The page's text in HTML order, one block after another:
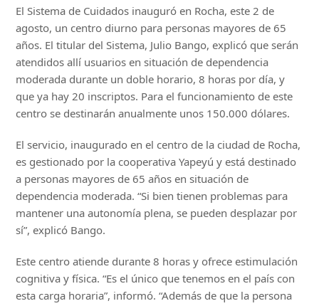
El Sistema de Cuidados inauguró en Rocha, este 2 de
agosto, un centro diurno para personas mayores de 65
años. El titular del Sistema, Julio Bango, explicó que serán
atendidos allí usuarios en situación de dependencia
moderada durante un doble horario, 8 horas por día, y
que ya hay 20 inscriptos. Para el funcionamiento de este
centro se destinarán anualmente unos 150.000 dólares.
El servicio, inaugurado en el centro de la ciudad de Rocha,
es gestionado por la cooperativa Yapeyú y está destinado
a personas mayores de 65 años en situación de
dependencia moderada. “Si bien tienen problemas para
mantener una autonomía plena, se pueden desplazar por
sí”, explicó Bango.
Este centro atiende durante 8 horas y ofrece estimulación
cognitiva y física. “Es el único que tenemos en el país con
esta carga horaria”, informó. “Además de que la persona